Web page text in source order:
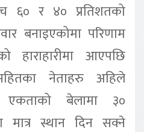
६० र ४० प्रतिशतको
बनाइएकोमा परिणाम
हाराहारीमा आएपछि
नेताहरु अहिले
एकताको बेलामा ३०
मात्र स्थान दिन सक्ने